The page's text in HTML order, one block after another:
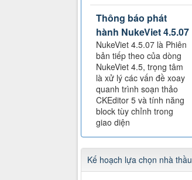
Thông báo phát
hành NukeViet 4.5.07
NukeViet 4.5.07 là Phiên
bản tiếp theo của dòng
NukeViet 4.5, trọng tâm
là xử lý các vấn đề xoay
quanh trình soạn thảo
CKEditor 5 và tính năng
block tùy chỉnh trong
giao diện
Kế hoạch lựa chọn nhà thầu